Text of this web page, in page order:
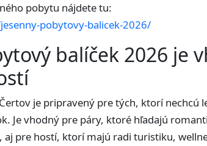
pobytu nájdete tu:
pobytovy-balicek-2026/
balíček 2026 je
je pripravený pre tých, ktorí
Je vhodný pre páry, ktoré hľadajú
pre hostí, ktorí majú radi turistiku,